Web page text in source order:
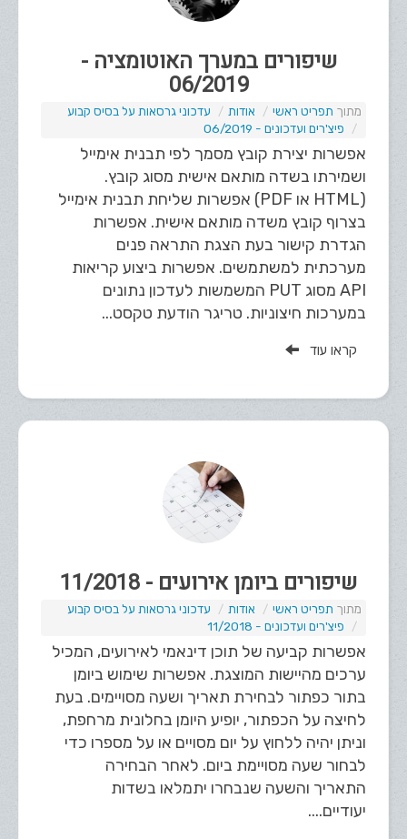
שיפורים במערך האוטומציה -
06/2019
תפריט ראשי אודות
עדכוני גרסאות על בסיס קבוע
פיצ'רים ועדכונים - 06/2019
אפשרות יצירת קובץ מסמך לפי תבנית אימייל
ושמירתו בשדה מותאם אישית מסוג קובץ.
(HTML או PDF) אפשרות שליחת תבנית אימייל
בצרוף קובץ משדה מותאם אישית. אפשרות
הגדרת קישור בעת הצגת התראה פנים
מערכתית למשתמשים. אפשרות ביצוע קריאות
API מסוג PUT המשמשות לעדכון נתונים
במערכות חיצוניות. טריגר הודעת טקסט...
קראו עוד
שיפורים ביומן אירועים - 11/2018
תפריט ראשי אודות
עדכוני גרסאות על בסיס קבוע
פיצ'רים ועדכונים - 11/2018
אפשרות קביעה של תוכן דינאמי לאירועים, המכיל
ערכים מהיישות המוצגת. אפשרות שימוש ביומן
בתור כפתור לבחירת תאריך ושעה מסויימים. בעת
לחיצה על הכפתור, יופיע היומן בחלונית מרחפת,
וניתן יהיה ללחוץ על יום מסויים או על מספרו כדי
לבחור שעה מסויימת ביום. לאחר הבחירה
התאריך והשעה שנבחרו יתמלאו בשדות
יעודיים....